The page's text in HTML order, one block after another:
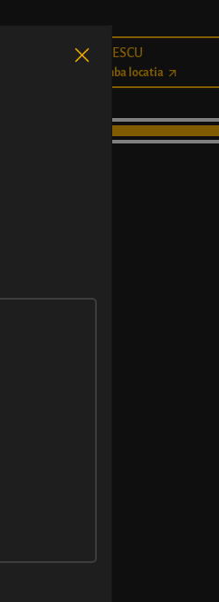
BĂLCESCU
Schimba locatia